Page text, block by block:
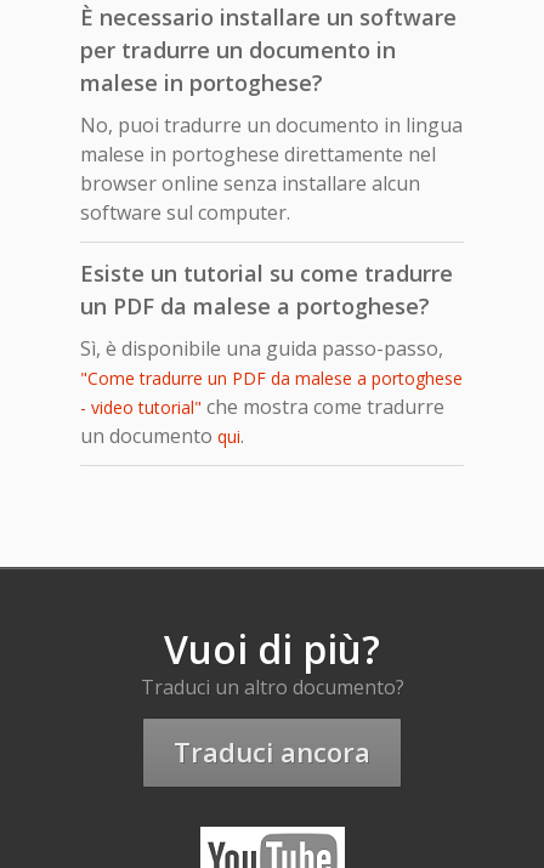
È necessario installare un software
per tradurre un documento in
malese in portoghese?
No, puoi tradurre un documento in lingua
malese in portoghese direttamente nel
browser online senza installare alcun
software sul computer.
Esiste un tutorial su come tradurre
un PDF da malese a portoghese?
Sì, è disponibile una guida passo-passo,
"Come tradurre un PDF da malese a portoghese
- video tutorial" che mostra come tradurre
un documento qui.
Vuoi di più?
Traduci un altro documento?
Traduci ancora